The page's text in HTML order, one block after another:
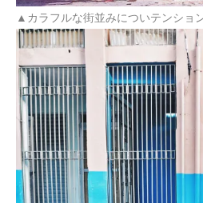
▲カラフルな街並みについテンショ